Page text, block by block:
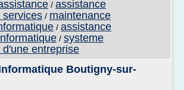
/ assistance
services / maintenance
/ assistance
/ systeme
entreprise
Boutigny-sur-